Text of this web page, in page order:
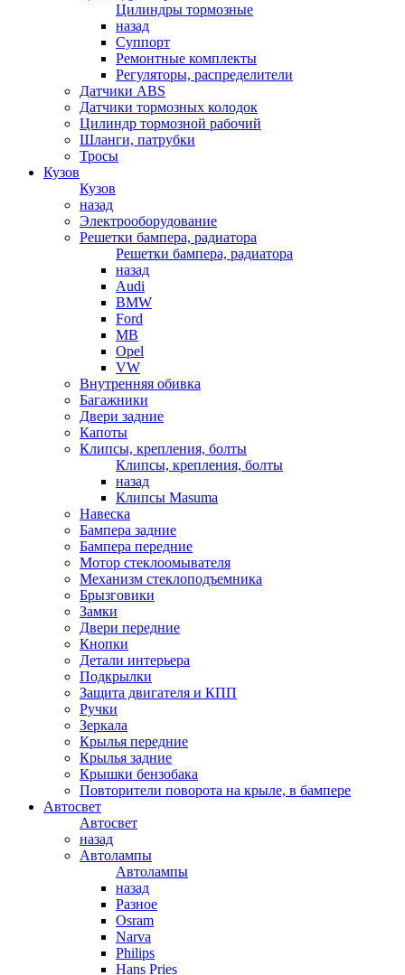
Цилиндры тормозные
назад
Суппорт
Ремонтные комплекты
Регуляторы, распределители
Датчики ABS
Датчики тормозных колодок
Цилиндр тормозной рабочий
Шланги, патрубки
Тросы
Кузов
Кузов
назад
Электрооборудование
Решетки бампера, радиатора
Решетки бампера, радиатора
назад
Audi
BMW
Ford
MB
Opel
VW
Внутренняя обивка
Багажники
Двери задние
Капоты
Клипсы, крепления, болты
Клипсы, крепления, болты
назад
Клипсы Masuma
Навеска
Бампера задние
Бампера передние
Мотор стеклоомывателя
Механизм стеклоподъемника
Брызговики
Замки
Двери передние
Кнопки
Детали интерьера
Подкрылки
Защита двигателя и КПП
Ручки
Зеркала
Крылья передние
Крылья задние
Крышки бензобака
Повторители поворота на крыле, в бампере
Автосвет
Автосвет
назад
Автолампы
Автолампы
назад
Разное
Osram
Narva
Philips
Hans Pries